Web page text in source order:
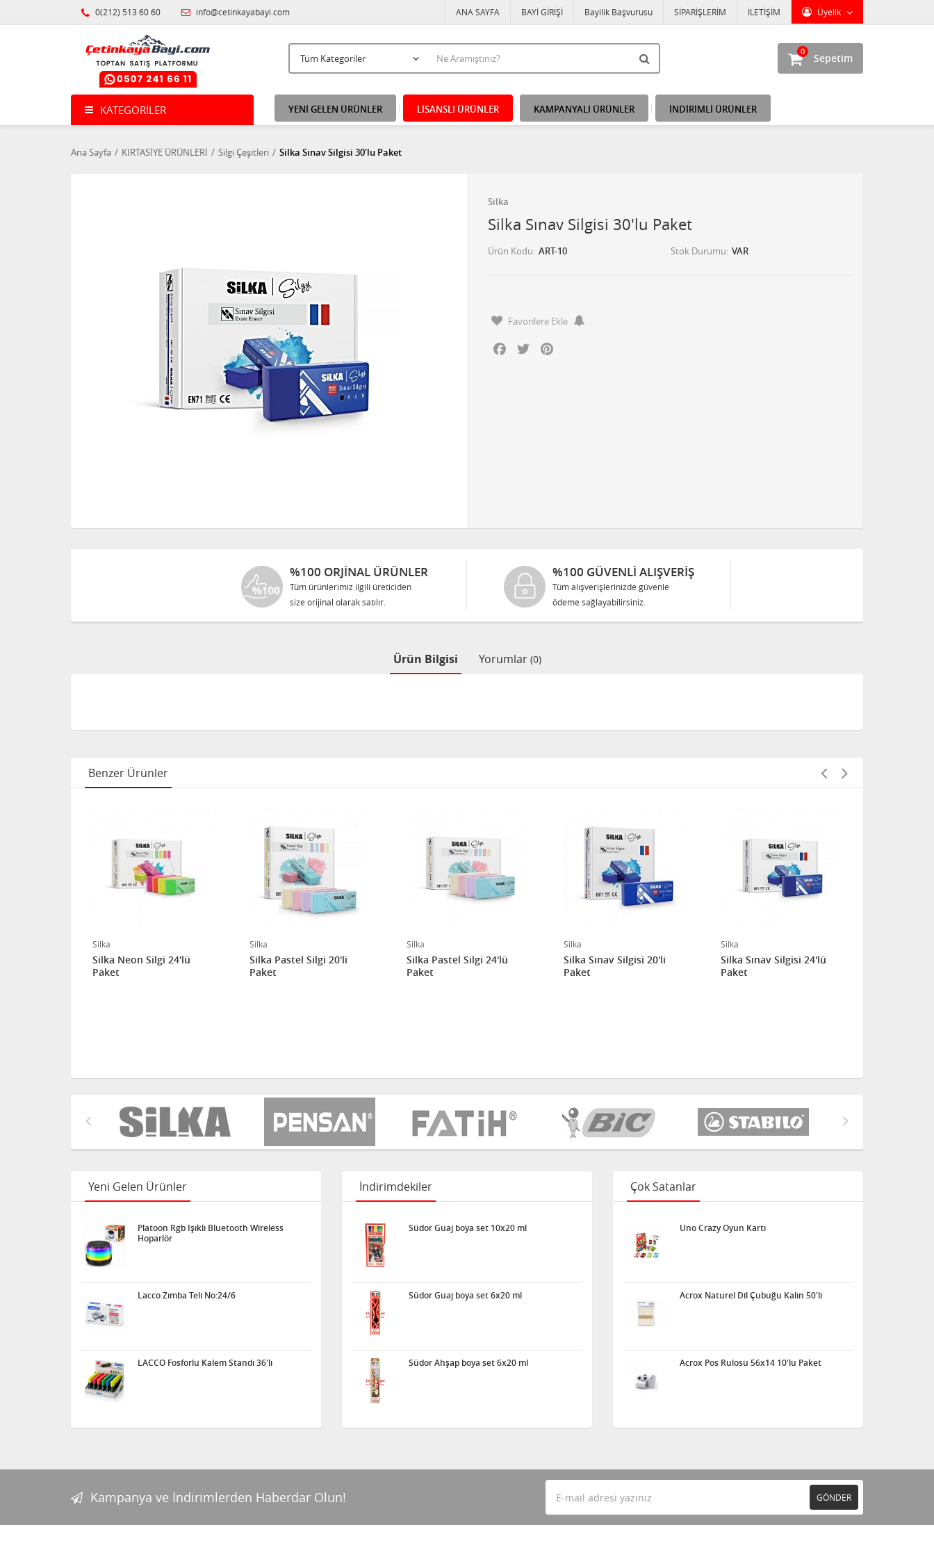
0(212) 513 60 60 info@cetinkayabayi.com Üyelik
ANA SAYFA BAYİ GİRİŞİ Bayilik Başvurusu SİPARİŞLERİM İLETİŞİM
Sepetim
0
KATEGORILER YENİ GELEN ÜRÜNLER LİSANSLI ÜRÜNLER KAMPANYALI ÜRÜNLER İNDİRİMLİ ÜRÜNLER
Ana Sayfa KIRTASİYE ÜRÜNLERİ Silgi Çeşitleri Silka Sınav Silgisi 30'lu Paket
Silka
Silka Sınav Silgisi 30'lu Paket
Ürün Kodu ART-10 Stok Durumu VAR
Favorilere Ekle
Facebook
Twitter
%100 ORJINAL ÜRÜNLER
Tüm ürünlerimiz ilgili üreticiden
size orijinal olarak satılır.
%100 GÜVENLİ ALIŞVERİŞ
Tüm alışverişlerinizde güvenle
ödeme sağlayabilirsiniz.
Ürün Bilgisi Yorumlar (0)
Benzer Ürünler
Silka
Silka Neon Silgi 24'lü
Paket
Silka
Silka Pastel Silgi 20'li
Paket
Silka
Silka Pastel Silgi 24'lü
Paket
Silka
Silka Sınav Silgisi 20'li
Paket
Silka
Silka Sınav Silgisi 24'lü
Paket
Yeni Gelen Ürünler
Platoon Rgb Işıklı Bluetooth Wireless
Hoparlör
Lacco Zımba Teli No:24/6
LACCO Fosforlu Kalem Standı 36'lı
İndirimdekiler
Südor Guaj boya set 10x20 ml
Südor Guaj boya set 6x20 ml
Südor Ahşap boya set 6x20 ml
Çok Satanlar
Uno Crazy Oyun Kartı
Acrox Naturel Dil Çubuğu Kalın 50'li
Acrox Pos Rulosu 56x14 10'lu Paket
Kampanya ve İndirimlerden Haberdar Olun! GÖNDER